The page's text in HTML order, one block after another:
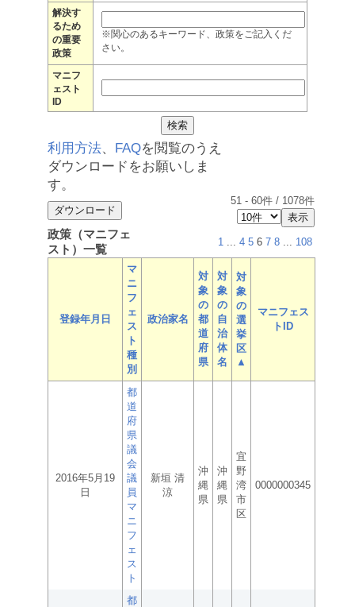
解決す
るため
の重要
政策
※関心のあるキーワード、政策をご記入くだ
さい。
マニフ
ェスト
ID
利用方法、 FAQを閲覧のうえ
ダウンロードをお願いしま
す。
51 - 60件 / 1078件
政策（マニフェ
スト）一覧
1 ... 4 5 6 7 8 ... 108
登録年月日
マ
ニ
フ
ェ
ス
ト
種
別
政治家名
対
象
の
都
道
府
県
対
象
の
自
治
体
名
対
象
の
選
挙
区
▲
マニフェス
トID
2016年5月19
日
都
道
府
県
議
会
議
員
マ
ニ
フ
ェ
ス
ト
新垣 清
涼
沖
縄
県
沖
縄
県
宜
野
湾
市
区
0000000345
都